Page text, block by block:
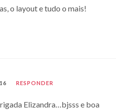
o layout e tudo o mais!
RESPONDER
Elizandra…bjsss e boa